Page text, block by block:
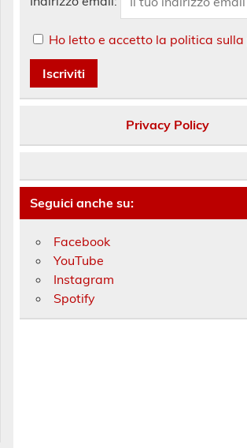
Ho letto e accetto la politica
Privacy Policy
Seguici anche su:
Facebook
YouTube
Instagram
Spotify